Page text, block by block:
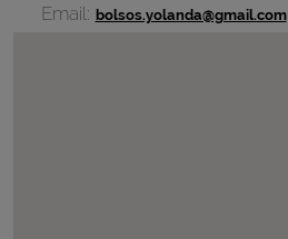
Email: bolsos.yolanda@gmail.com